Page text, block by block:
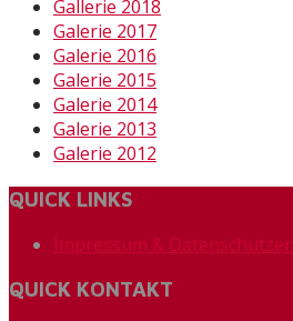
Gallerie 2018
Galerie 2017
Galerie 2016
Galerie 2015
Galerie 2014
Galerie 2013
Galerie 2012
QUICK LINKS
Impressum &
QUICK KONTAKT